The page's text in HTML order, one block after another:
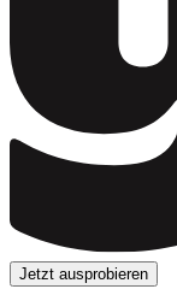
Jetzt ausprobieren